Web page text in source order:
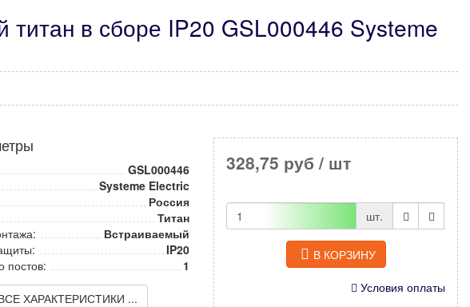
в сборе IP20 GSL000446 Systeme
GSL000446
Systeme Electric
Россия
Титан
Встраиваемый
IP20
постов:
1
ХАРАКТЕРИСТИКИ ...
328,75 руб / шт
шт.
В КОРЗИНУ
Условия оплаты